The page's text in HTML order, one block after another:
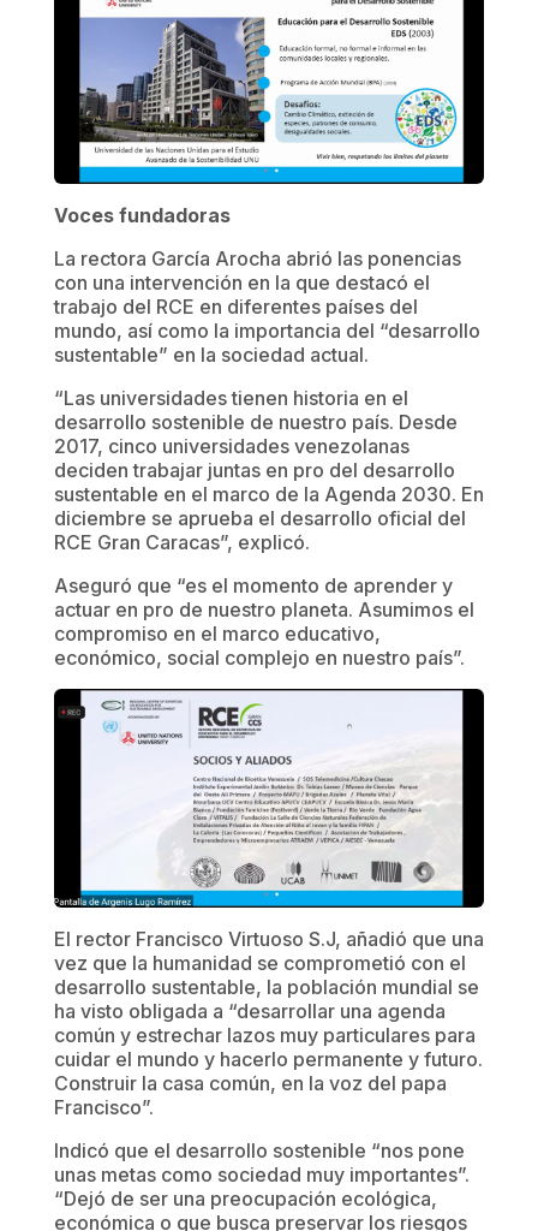
Voces fundadoras
La rectora García Arocha abrió las ponencias
con una intervención en la que destacó el
trabajo del RCE en diferentes países del
mundo, así como la importancia del “desarrollo
sustentable” en la sociedad actual.
“Las universidades tienen historia en el
desarrollo sostenible de nuestro país. Desde
2017, cinco universidades venezolanas
deciden trabajar juntas en pro del desarrollo
sustentable en el marco de la Agenda 2030. En
diciembre se aprueba el desarrollo oficial del
RCE Gran Caracas”, explicó.
Aseguró que “es el momento de aprender y
actuar en pro de nuestro planeta. Asumimos el
compromiso en el marco educativo,
económico, social complejo en nuestro país”.
El rector Francisco Virtuoso S.J, añadió que una
vez que la humanidad se comprometió con el
desarrollo sustentable, la población mundial se
ha visto obligada a “desarrollar una agenda
común y estrechar lazos muy particulares para
cuidar el mundo y hacerlo permanente y futuro.
Construir la casa común, en la voz del papa
Francisco”.
Indicó que el desarrollo sostenible “nos pone
unas metas como sociedad muy importantes”.
“Dejó de ser una preocupación ecológica,
económica o que busca preservar los riesgos